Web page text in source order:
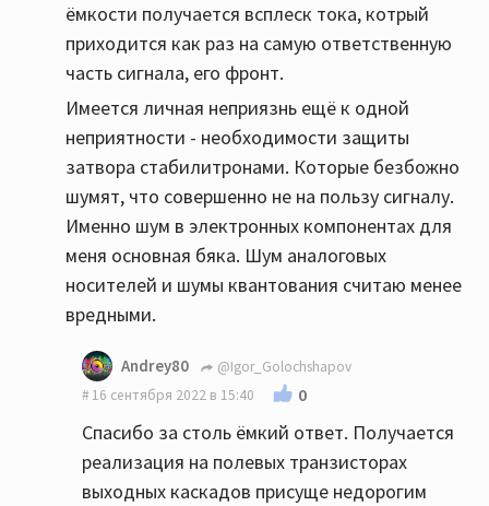
ёмкости получается всплеск тока, котрый
приходится как раз на самую ответственную
часть сигнала, его фронт.
Имеется личная неприязнь ещё к одной
неприятности - необходимости защиты
затвора стабилитронами. Которые безбожно
шумят, что совершенно не на пользу сигналу.
Именно шум в электронных компонентах для
меня основная бяка. Шум аналоговых
носителей и шумы квантования считаю менее
вредными.
Andrey80
@Igor_Golochshapov
16 сентября 2022 в 15:40
0
Спасибо за столь ёмкий ответ. Получается
реализация на полевых транзисторах
выходных каскадов присуще недорогим